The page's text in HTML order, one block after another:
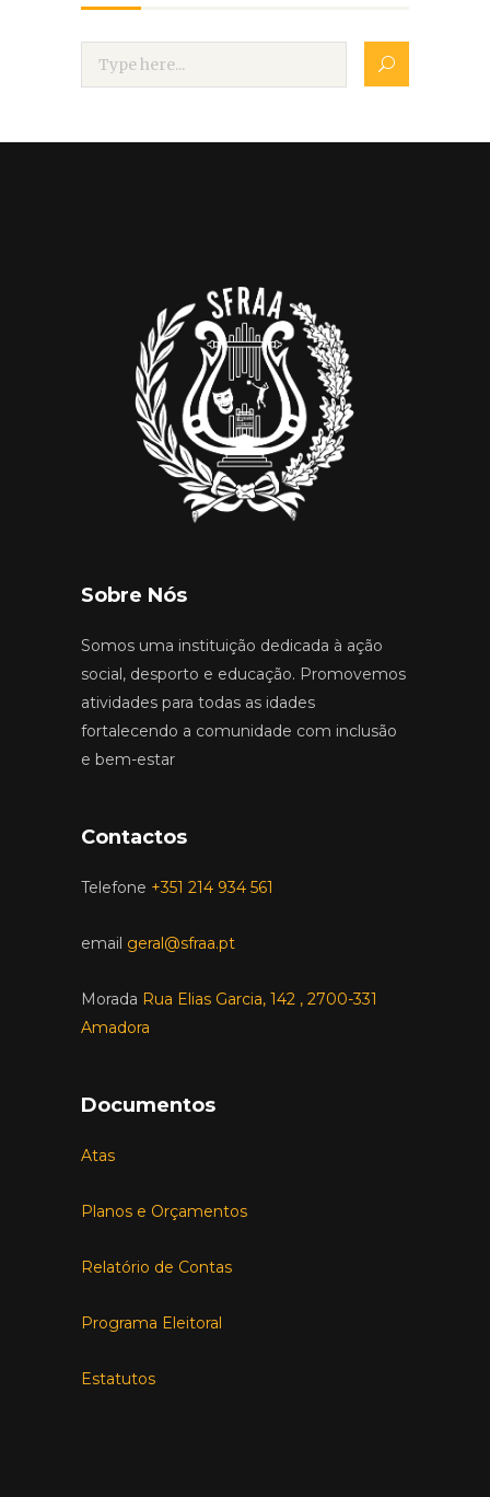
Sobre Nós
Somos uma instituição dedicada à ação
social, desporto e educação. Promovemos
atividades para todas as idades
fortalecendo a comunidade com inclusão
e bem-estar
Contactos
Telefone +351 214 934 561
email geral@sfraa.pt
Morada Rua Elias Garcia, 142 , 2700-331
Amadora
Documentos
Atas
Planos e Orçamentos
Relatório de Contas
Programa Eleitoral
Estatutos